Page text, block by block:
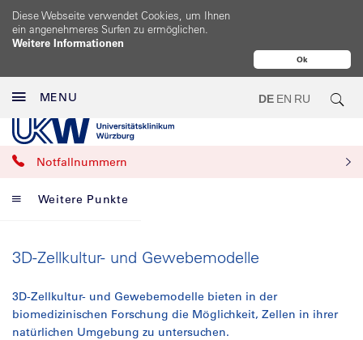
Ok
Diese Webseite verwendet Cookies, um Ihnen
ein angenehmeres Surfen zu ermöglichen.
Weitere Informationen
MENU DE EN RU
Notfallnummern
Weitere Punkte
3D-Zellkultur- und Gewebemodelle
3D-Zellkultur- und Gewebemodelle bieten in der
biomedizinischen Forschung die Möglichkeit, Zellen in ihrer
natürlichen Umgebung zu untersuchen.